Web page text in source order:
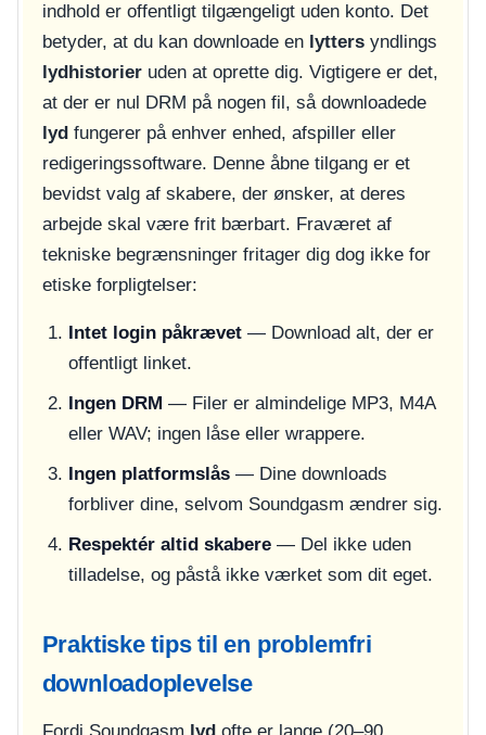
indhold er offentligt tilgængeligt uden konto. Det
betyder, at du kan downloade en lyttersyndlings
lydhistorieruden at oprette dig. Vigtigere er det,
at der er nul DRM på nogen fil, så downloadede
lyd fungerer på enhver enhed, afspiller eller
redigeringssoftware. Denne åbne tilgang er et
bevidst valg af skabere, der ønsker, at deres
arbejde skal være frit bærbart. Fraværet af
tekniske begrænsninger fritager dig dog ikke for
etiske forpligtelser:
Intet login påkrævet— Download alt, der er
offentligt linket.
Ingen DRM — Filer er almindelige MP3, M4A
eller WAV; ingen låse eller wrappere.
Ingen platformslås— Dine downloads
forbliver dine, selvom Soundgasm ændrer sig.
Respektér altid skabere— Del ikke uden
tilladelse, og påstå ikke værket som dit eget.
Praktiske tips til en problemfri
downloadoplevelse
Fordi Soundgasm lydofte er lange (20–90